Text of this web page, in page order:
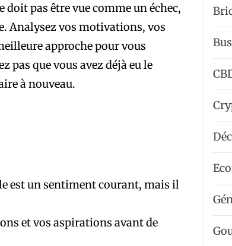
pas être vue comme un échec,
Analysez vos motivations, vos
approche pour vous
pas que vous avez déjà eu le
à nouveau.
est un sentiment courant, mais il
et vos aspirations avant de